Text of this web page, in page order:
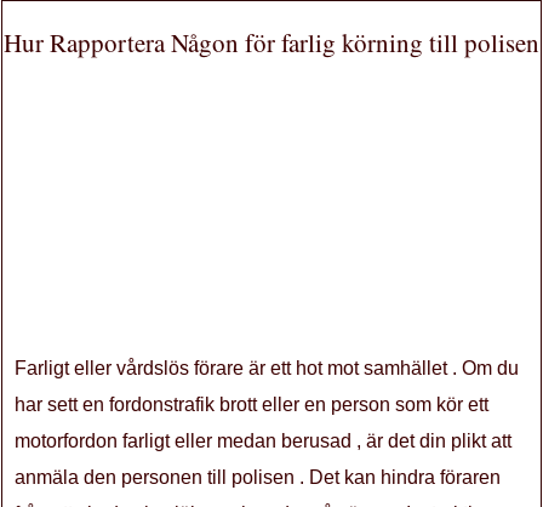
Finansiering
Hur Rapportera Någon för farlig körning till polisen
Farligt eller vårdslös förare är ett hot mot samhället . Om du
har sett en fordonstrafik brott eller en person som kör ett
motorfordon farligt eller medan berusad , är det din plikt att
anmäla den personen till polisen . Det kan hindra föraren